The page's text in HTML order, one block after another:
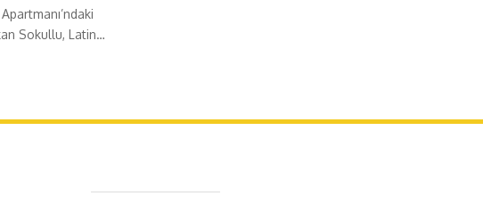
Sokullu, Latin…
Caferağa Mah. Dr. Şakir Paşa Sok. No3/A Kadıköy İstanbul